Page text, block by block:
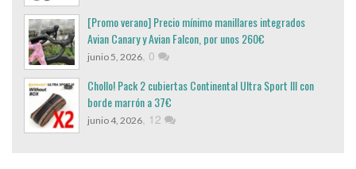
[Promo verano] Precio mínimo manillares integrados
Avian Canary y Avian Falcon, por unos 260€
junio 5, 2026, 0
Chollo! Pack 2 cubiertas Continental Ultra Sport III con
borde marrón a 37€
junio 4, 2026, 12